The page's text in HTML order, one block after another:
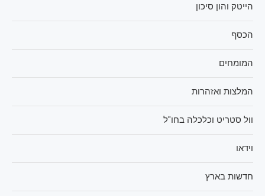
הייטק והון סיכון
הכסף
המומחים
המלצות ואזהרות
וול סטריט וכלכלה בחו"ל
וידאו
חדשות בארץ